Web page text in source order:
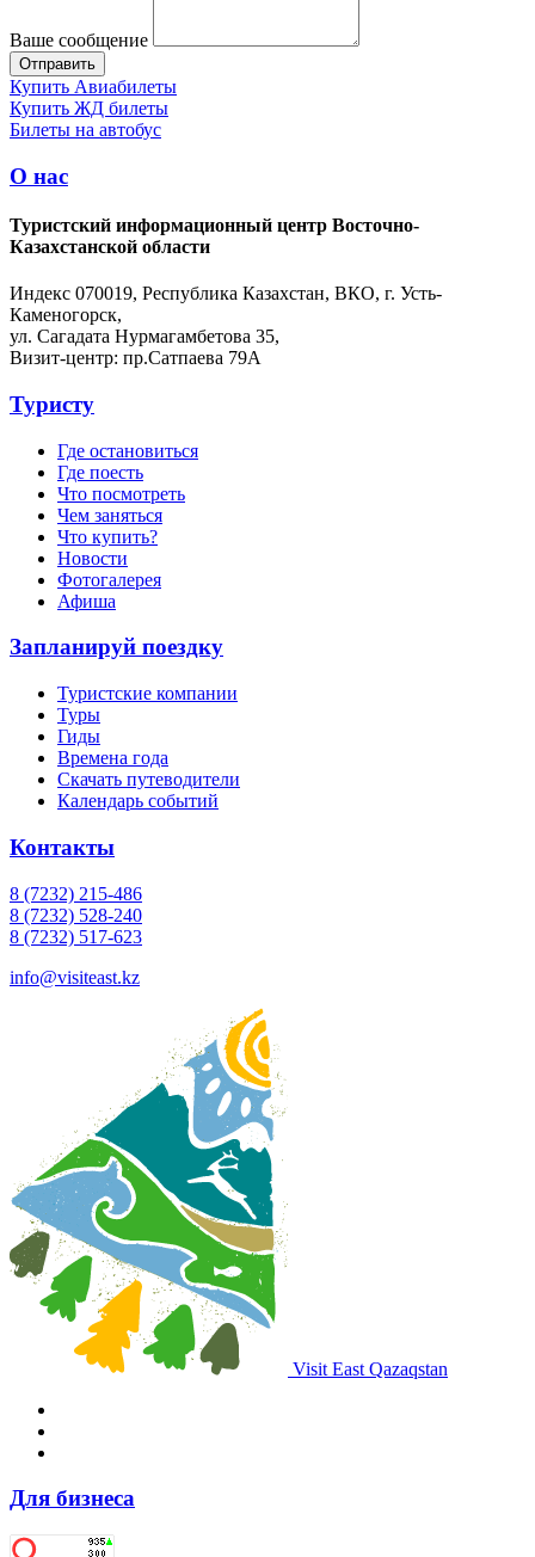
Ваше сообщение
Купить Авиабилеты
Купить ЖД билеты
Билеты на автобус
О нас
Туристский информационный центр Восточно-
Казахстанской области
Индекс 070019, Республика Казахстан, ВКО, г. Усть-
Каменогорск,
ул. Сагадата Нурмагамбетова 35,
Визит-центр: пр.Сатпаева 79А
Туристу
Где остановиться
Где поесть
Что посмотреть
Чем заняться
Что купить?
Новости
Фотогалерея
Афиша
Запланируй поездку
Туристские компании
Туры
Гиды
Времена года
Скачать путеводители
Календарь событий
Контакты
8 (7232) 215-486
8 (7232) 528-240
8 (7232) 517-623
info@visiteast.kz
Visit East Qazaqstan
Для бизнеса